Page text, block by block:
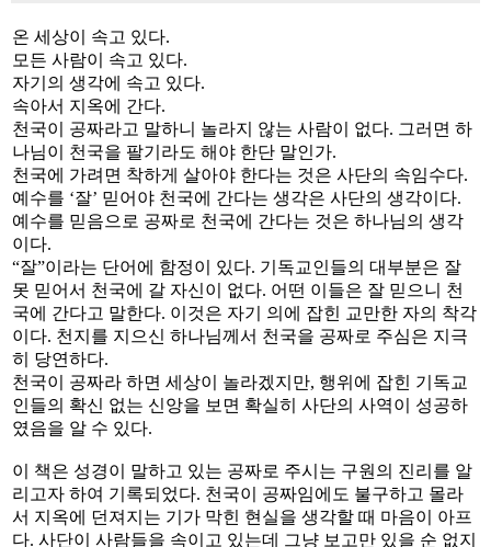
온 세상이 속고 있다.
모든 사람이 속고 있다.
자기의 생각에 속고 있다.
속아서 지옥에 간다.
천국이 공짜라고 말하니 놀라지 않는 사람이 없다. 그러면 하
나님이 천국을 팔기라도 해야 한단 말인가.
천국에 가려면 착하게 살아야 한다는 것은 사단의 속임수다.
예수를 ‘잘’ 믿어야 천국에 간다는 생각은 사단의 생각이다.
예수를 믿음으로 공짜로 천국에 간다는 것은 하나님의 생각
이다.
“잘”이라는 단어에 함정이 있다. 기독교인들의 대부분은 잘
못 믿어서 천국에 갈 자신이 없다. 어떤 이들은 잘 믿으니 천
국에 간다고 말한다. 이것은 자기 의에 잡힌 교만한 자의 착각
이다. 천지를 지으신 하나님께서 천국을 공짜로 주심은 지극
히 당연하다.
천국이 공짜라 하면 세상이 놀라겠지만, 행위에 잡힌 기독교
인들의 확신 없는 신앙을 보면 확실히 사단의 사역이 성공하
였음을 알 수 있다.
이 책은 성경이 말하고 있는 공짜로 주시는 구원의 진리를 알
리고자 하여 기록되었다. 천국이 공짜임에도 불구하고 몰라
서 지옥에 던져지는 기가 막힌 현실을 생각할 때 마음이 아프
다. 사단이 사람들을 속이고 있는데 그냥 보고만 있을 순 없지